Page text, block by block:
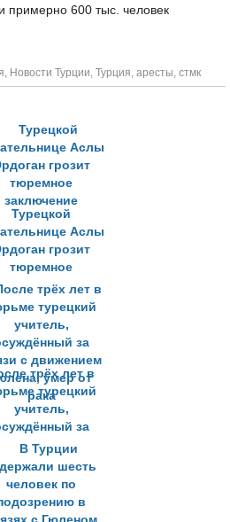
примерно 600 тыс. человек
, Новости Турции, Турция, аресты, стмк
Турецкой
Аслы
грозит
тюремное
заключение
трёх лет в
турецкий
учитель,
за
с движением
умер от
рака